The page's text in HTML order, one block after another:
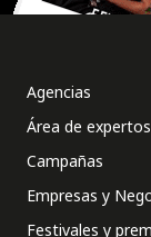
Agencias
Área de expertos
Campañas
Empresas y
Festivales y